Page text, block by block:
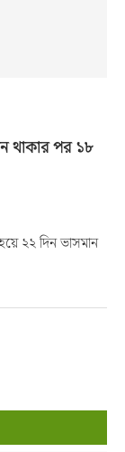
থাকার পর ১৮
২২ দিন ভাসমান